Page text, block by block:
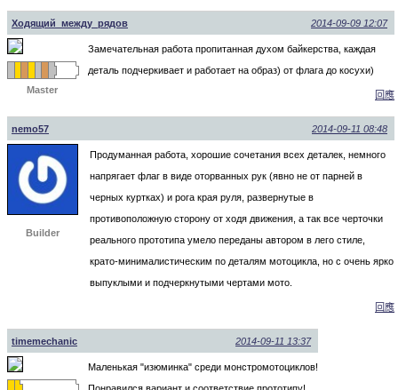
Ходящий_между_рядов 2014-09-09 12:07
Master
Замечательная работа пропитанная духом байкерства, каждая
деталь подчеркивает и работает на образ) от флага до косухи)
回應
nemo57 2014-09-11 08:48
Builder
Продуманная работа, хорошие сочетания всех деталек, немного
напрягает флаг в виде оторванных рук (явно не от парней в
черных куртках) и рога края руля, развернутые в
противоположную сторону от ходя движения, а так все черточки
реального прототипа умело переданы автором в лего стиле,
крато-минималистическим по деталям мотоцикла, но с очень ярко
выпуклыми и подчеркнутыми чертами мото.
回應
timemechanic 2014-09-11 13:37
Маленькая "изюминка" среди монстромотоциклов!